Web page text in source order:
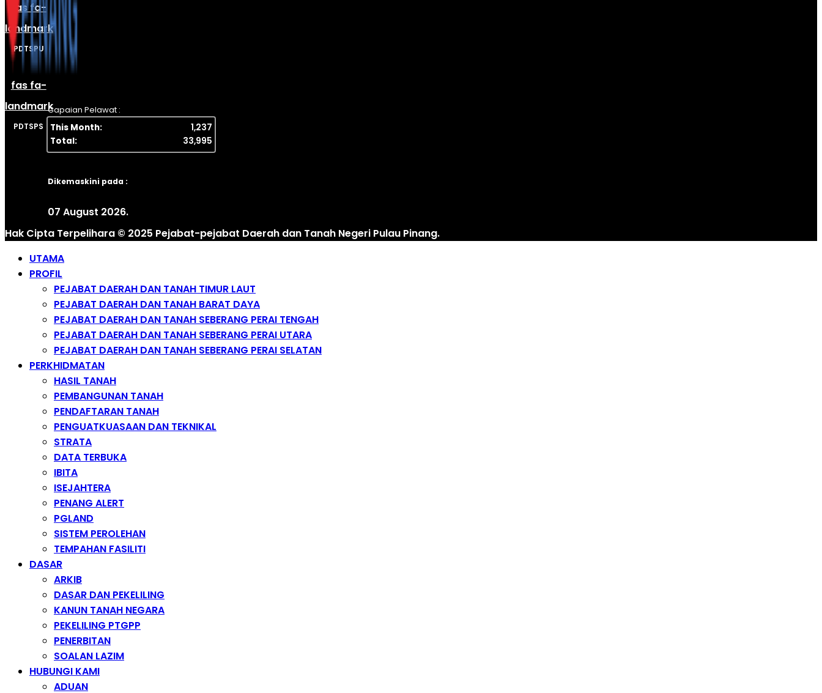
fas fa-
landmark
PDTSPU
fas fa-
landmark
PDTSPS
Capaian Pelawat :
This Month:
1,237
Total:
33,995
Dikemaskini pada :
07 August 2026.
Hak Cipta Terpelihara © 2025 Pejabat-pejabat Daerah dan Tanah Negeri Pulau Pinang.
UTAMA
PROFIL
PEJABAT DAERAH DAN TANAH TIMUR LAUT
PEJABAT DAERAH DAN TANAH BARAT DAYA
PEJABAT DAERAH DAN TANAH SEBERANG PERAI TENGAH
PEJABAT DAERAH DAN TANAH SEBERANG PERAI UTARA
PEJABAT DAERAH DAN TANAH SEBERANG PERAI SELATAN
PERKHIDMATAN
HASIL TANAH
PEMBANGUNAN TANAH
PENDAFTARAN TANAH
PENGUATKUASAAN DAN TEKNIKAL
STRATA
DATA TERBUKA
IBITA
ISEJAHTERA
PENANG ALERT
PGLAND
SISTEM PEROLEHAN
TEMPAHAN FASILITI
DASAR
ARKIB
DASAR DAN PEKELILING
KANUN TANAH NEGARA
PEKELILING PTGPP
PENERBITAN
SOALAN LAZIM
HUBUNGI KAMI
ADUAN